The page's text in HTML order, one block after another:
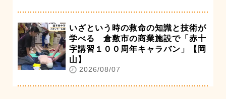
いざという時の救命の知識と技術が
学べる 倉敷市の商業施設で「赤十
字講習１００周年キャラバン」【岡
山】
2026/08/07